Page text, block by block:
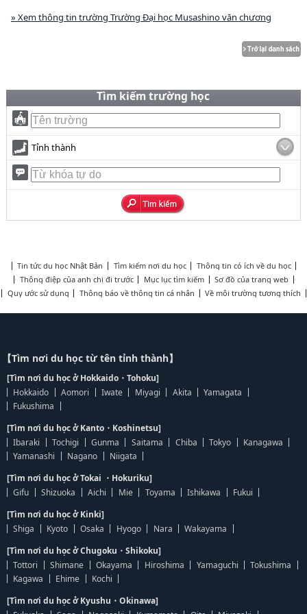
» Xem thông tin trường Trường Đại học Musashino văn chương
Tìm kiếm trường học
Tỉnh thành
Tin tức du học Nhật Bản Tìm kiếm nơi du học
Thông tin có ích về du học
Thông điệp của anh chị đi trước
Mục lục tìm kiếm
Sơ đồ của trang web
Quy ước sử dụng
Thông báo về thông tin cá nhân Về môi trường tương thích
【Tìm nơi du học từ tên tỉnh thành】
[Tìm nơi du học ở Hokkaido・Tohoku]
Hokkaido
Aomori Iwate Miyagi Akita
Yamagata
Fukushima
[Tìm nơi du học ở Kanto・Koshinetsu]
Ibaraki
Tochigi Gunma Saitama Chiba Tokyo
Kanagawa
Yamanashi
Nagano
Niigata
[Tìm nơi du học ở Tokai ・Hokuriku]
Gifu
Shizuoka Aichi Mie Toyama Ishikawa
Fukui
[Tìm nơi du học ở Kinki]
Shiga
Kyoto Osaka Hyogo Nara
Wakayama
[Tìm nơi du học ở Chugoku・Shikoku]
Tottori
Shimane Okayama Hiroshima Yamaguchi
Tokushima
Kagawa
Ehime
Kochi
[Tìm nơi du học ở Kyushu・Okinawa]